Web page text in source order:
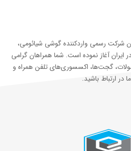
شرکت رسمی وارد‌کننده گوشی شیائومی،
ایران آغاز نموده است. شما همراهان گرامی
گجت‌ها، اکسسوری‌های تلفن همراه و
در ارتباط باشید.